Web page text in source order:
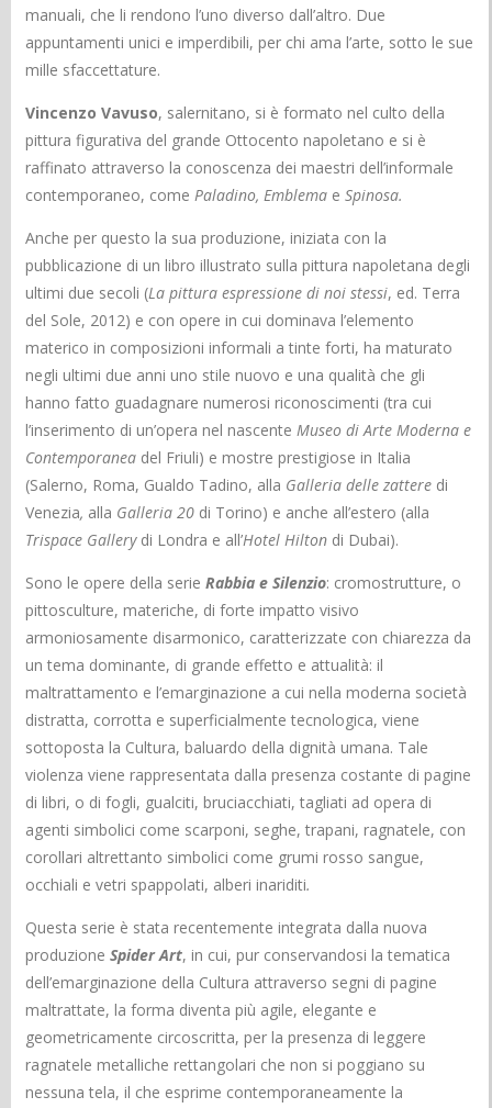
manuali, che li rendono l’uno diverso dall’altro. Due
appuntamenti unici e imperdibili, per chi ama l’arte, sotto le sue
mille sfaccettature.
Vincenzo Vavuso, salernitano, si è formato nel culto della
pittura figurativa del grande Ottocento napoletano e si è
raffinato attraverso la conoscenza dei maestri dell’informale
contemporaneo, comePaladino, Emblema e Spinosa.
Anche per questo la sua produzione, iniziata con la
pubblicazione di un libro illustrato sulla pittura napoletana degli
ultimi due secoli (La pittura espressione di noi stessi, ed. Terra
del Sole, 2012) e con opere in cui dominava l’elemento
materico in composizioni informali a tinte forti, ha maturato
negli ultimi due anni uno stile nuovo e una qualità che gli
hanno fatto guadagnare numerosi riconoscimenti (tra cui
l’inserimento di un’opera nel nascenteMuseo di Arte Moderna e
Contemporanea del Friuli) e mostre prestigiose in Italia
(Salerno, Roma, Gualdo Tadino, alla Galleria delle zattere di
Venezia, alla Galleria 20 di Torino) e anche all’estero (alla
Trispace Gallerydi Londra e all’Hotel Hilton di Dubai).
Sono le opere della serieRabbia e Silenzio: cromostrutture, o
pittosculture, materiche, di forte impatto visivo
armoniosamente disarmonico, caratterizzate con chiarezza da
un tema dominante, di grande effetto e attualità: il
maltrattamento e l’emarginazione a cui nella moderna società
distratta, corrotta e superficialmente tecnologica, viene
sottoposta la Cultura, baluardo della dignità umana. Tale
violenza viene rappresentata dalla presenza costante di pagine
di libri, o di fogli, gualciti, bruciacchiati, tagliati ad opera di
agenti simbolici come scarponi, seghe, trapani, ragnatele, con
corollari altrettanto simbolici come grumi rosso sangue,
occhiali e vetri spappolati, alberi inariditi.
Questa serie è stata recentemente integrata dalla nuova
produzioneSpider Art, in cui, pur conservandosi la tematica
dell’emarginazione della Cultura attraverso segni di pagine
maltrattate, la forma diventa più agile, elegante e
geometricamente circoscritta, per la presenza di leggere
ragnatele metalliche rettangolari che non si poggiano su
nessuna tela, il che esprime contemporaneamente la